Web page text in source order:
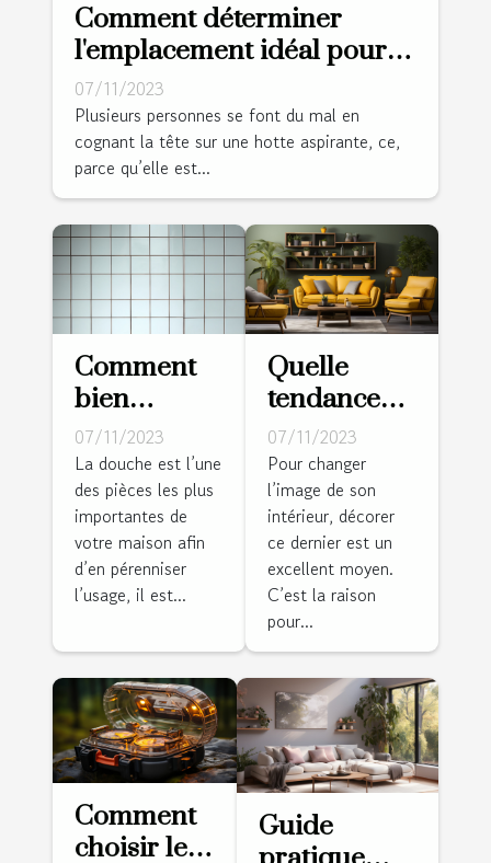
Comment déterminer
l'emplacement idéal pour
une hotte aspirante ?
07/11/2023
Plusieurs personnes se font du mal en
cognant la tête sur une hotte aspirante, ce,
parce qu’elle est...
Comment
bien
entretenir
sa douche ?
07/11/2023
La douche est l’une
des pièces les plus
importantes de
votre maison afin
d’en pérenniser
l’usage, il est...
Quelle
tendance
déco pour
un intérieur
en vogue ?
07/11/2023
Pour changer
l’image de son
intérieur, décorer
ce dernier est un
excellent moyen.
C’est la raison
pour...
Comment
choisir le
Guide